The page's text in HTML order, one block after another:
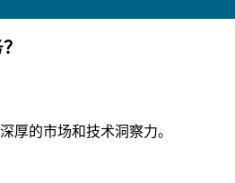
厚的市场和技术洞察力。